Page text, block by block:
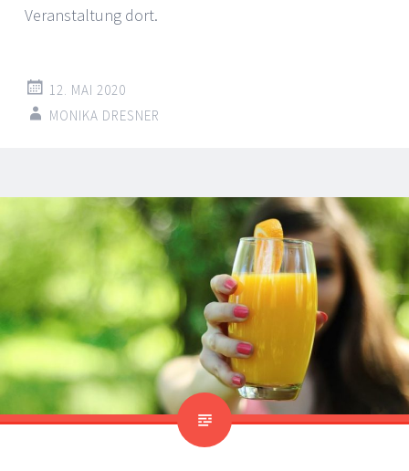
Veranstaltung dort.
12. MAI 2020
MONIKA DRESNER